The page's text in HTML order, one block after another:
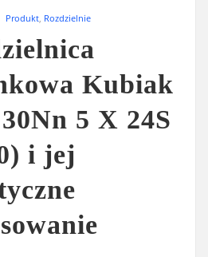
Produkt Rozdzielnie
Kubiak
5 X 24S
i jej